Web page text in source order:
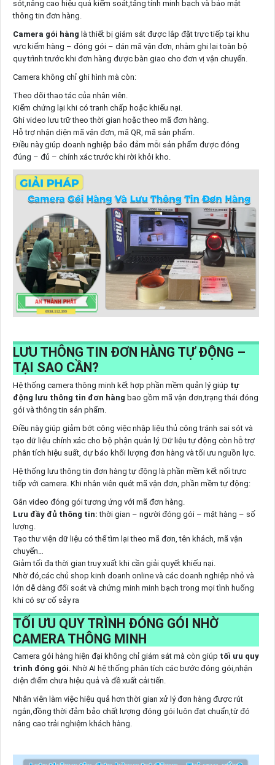
sót,nâng cao hiệu quả kiểm soát,tăng tính minh bạch và bảo mật
thông tin đơn hàng.
Camera gói hàng là thiết bị giám sát được lắp đặt trực tiếp tại khu
vực kiểm hàng – đóng gói – dán mã vận đơn, nhằm ghi lại toàn bộ
quy trình trước khi đơn hàng được bàn giao cho đơn vị vận chuyển.
Camera không chỉ ghi hình mà còn:
Theo dõi thao tác của nhân viên.
Kiểm chứng lại khi có tranh chấp hoặc khiếu nại.
Ghi video lưu trữ theo thời gian hoặc theo mã đơn hàng.
Hỗ trợ nhận diện mã vận đơn, mã QR, mã sản phẩm.
Điều này giúp doanh nghiệp bảo đảm mỗi sản phẩm được đóng
đúng – đủ – chính xác trước khi rời khỏi kho.
LƯU THÔNG TIN ĐƠN HÀNG TỰ ĐỘNG –
TẠI SAO CẦN?
Hệ thống camera thông minh kết hợp phần mềm quản lý giúp tự
động lưu thông tin đơn hàng bao gồm mã vận đơn,trạng thái đóng
gói và thông tin sản phẩm.
Điều này giúp giảm bớt công việc nhập liệu thủ công tránh sai sót và
tạo dữ liệu chính xác cho bộ phận quản lý. Dữ liệu tự động còn hỗ trợ
phân tích hiệu suất, dự báo khối lượng đơn hàng và tối ưu nguồn lực.
Hệ thống lưu thông tin đơn hàng tự động là phần mềm kết nối trực
tiếp với camera. Khi nhân viên quét mã vận đơn, phần mềm tự động:
Gắn video đóng gói tương ứng với mã đơn hàng.
Lưu đầy đủ thông tin: thời gian – người đóng gói – mặt hàng – số
lượng.
Tạo thư viện dữ liệu có thể tìm lại theo mã đơn, tên khách, mã vận
chuyển…
Giảm tối đa thời gian truy xuất khi cần giải quyết khiếu nại.
Nhờ đó,các chủ shop kinh doanh online và các doanh nghiệp nhỏ và
lớn dễ dàng đối soát và chứng minh minh bạch trong mọi tình huống
khi có sự cố sảy ra
TỐI ƯU QUY TRÌNH ĐÓNG GÓI NHỜ
CAMERA THÔNG MINH
Camera gói hàng hiện đại không chỉ giám sát mà còn giúp tối ưu quy
trình đóng gói. Nhờ AI hệ thống phân tích các bước đóng gói,nhận
diện điểm chưa hiệu quả và đề xuất cải tiến.
Nhân viên làm việc hiệu quả hơn thời gian xử lý đơn hàng được rút
ngắn,đồng thời đảm bảo chất lượng đóng gói luôn đạt chuẩn,từ đó
nâng cao trải nghiệm khách hàng.